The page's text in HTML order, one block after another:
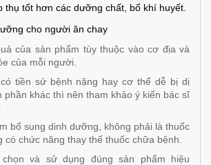
thụ tốt hơn các dưỡng chất, bổ khí huyết.
cho người ăn chay
của sản phẩm tùy thuộc vào cơ địa và
của mỗi người.
tiền sử bệnh nặng hay cơ thể dễ bị dị
phần khác thì nên tham khảo ý kiến bác sĩ
bổ sung dinh dưỡng, không phải là thuốc
có chức năng thay thế thuốc chữa bệnh.
và sử dụng đúng sản phẩm hiệu